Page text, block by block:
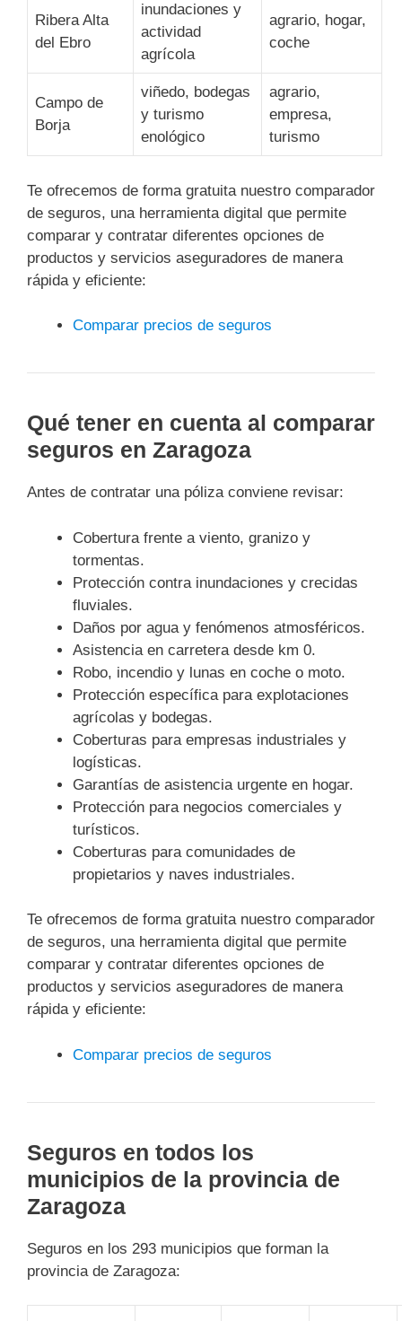
Ribera Alta
del Ebro
inundaciones y
actividad
agrícola
agrario, hogar,
coche
Campo de
Borja
viñedo, bodegas
y turismo
enológico
agrario,
empresa,
turismo
Te ofrecemos de forma gratuita nuestro comparador
de seguros, una herramienta digital que permite
comparar y contratar diferentes opciones de
productos y servicios aseguradores de manera
rápida y eficiente:
Comparar precios de seguros
Qué tener en cuenta al comparar
seguros en Zaragoza
Antes de contratar una póliza conviene revisar:
Cobertura frente a viento, granizo y
tormentas.
Protección contra inundaciones y crecidas
fluviales.
Daños por agua y fenómenos atmosféricos.
Asistencia en carretera desde km 0.
Robo, incendio y lunas en coche o moto.
Protección específica para explotaciones
agrícolas y bodegas.
Coberturas para empresas industriales y
logísticas.
Garantías de asistencia urgente en hogar.
Protección para negocios comerciales y
turísticos.
Coberturas para comunidades de
propietarios y naves industriales.
Te ofrecemos de forma gratuita nuestro comparador
de seguros, una herramienta digital que permite
comparar y contratar diferentes opciones de
productos y servicios aseguradores de manera
rápida y eficiente:
Comparar precios de seguros
Seguros en todos los
municipios de la provincia de
Zaragoza
Seguros en los 293 municipios que forman la
provincia de Zaragoza: